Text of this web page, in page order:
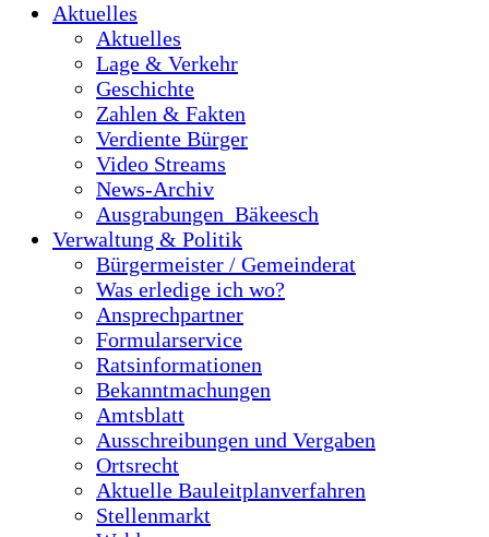
Aktuelles
Aktuelles
Lage & Verkehr
Geschichte
Zahlen & Fakten
Verdiente Bürger
Video Streams
News-Archiv
Ausgrabungen_Bäkeesch
Verwaltung & Politik
Bürgermeister / Gemeinderat
Was erledige ich wo?
Ansprechpartner
Formularservice
Ratsinformationen
Bekanntmachungen
Amtsblatt
Ausschreibungen und Vergaben
Ortsrecht
Aktuelle Bauleitplanverfahren
Stellenmarkt